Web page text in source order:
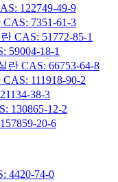
122749-49-9
7351-61-3
CAS: 51772-85-1
59004-18-1
CAS: 66753-64-8
111918-90-2
38-3
130865-12-2
20-6
4420-74-0